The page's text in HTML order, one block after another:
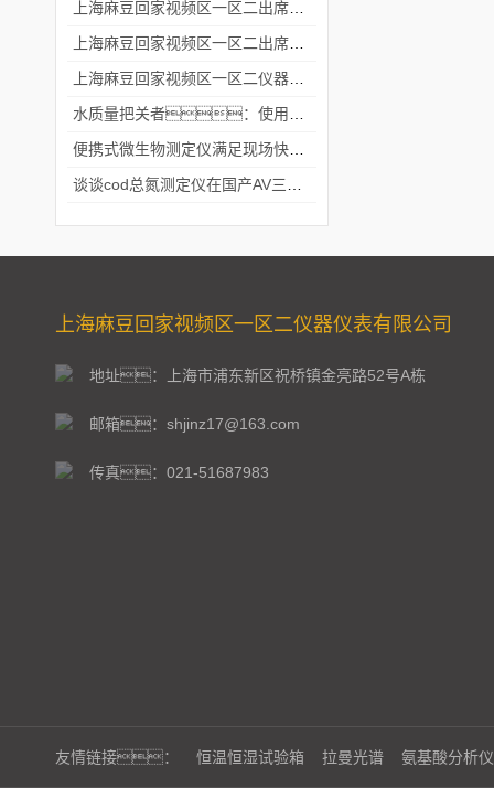
上海麻豆回家视频区一区二仪器仪表有限公司
地址：上海市浦东新区祝桥镇金亮路52号A栋
邮箱：shjinz17@163.com
传真：021-51687983
友情链接： 恒温恒湿试验箱 拉曼光谱 氨基酸分析仪